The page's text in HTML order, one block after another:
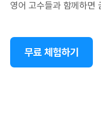
영어 고수들과 함께하면
무료 체험하기